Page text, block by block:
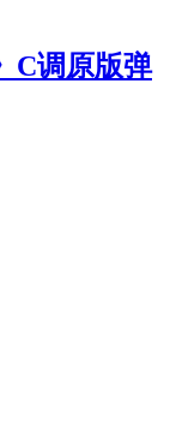
C调原版弹